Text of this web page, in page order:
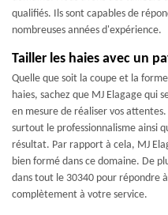
qualifiés. Ils sont capables de
nombreuses années d'expérience.
Tailler les haies avec un
Quelle que soit la coupe et la
haies, sachez que MJ Elagage qui
en mesure de réaliser vos
surtout le professionnalisme ainsi
résultat. Par rapport à cela, MJ
bien formé dans ce domaine. De
dans tout le 30340 pour répondre
complètement à votre service.